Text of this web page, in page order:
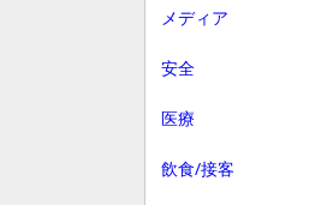
メディア
安全
医療
飲食/接客